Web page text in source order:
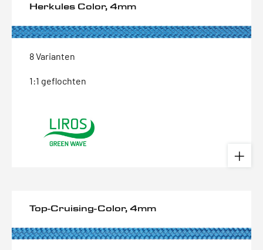
Herkules Color, 4mm
8 Varianten
1:1 geflochten
Top-Cruising-Color, 4mm